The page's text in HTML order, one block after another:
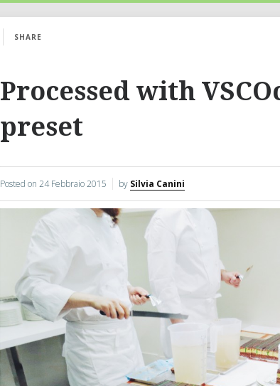
SHARE
Processed with
preset
Posted on 24 Febbraio 2015 by Silvia Canini